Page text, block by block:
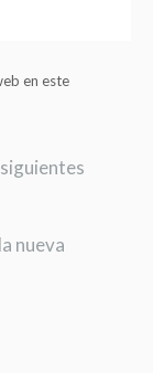
en este
nueva